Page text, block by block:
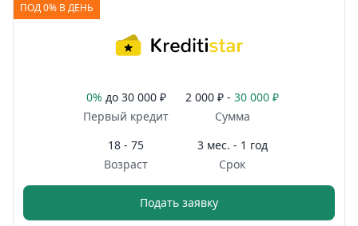
ПОД 0% В ДЕНЬ
0% до 30 000 ₽
Первый кредит
2 000 ₽ - 30 000 ₽
Сумма
18 - 75
Возраст
3 мес. - 1 год
Срок
Подать заявку